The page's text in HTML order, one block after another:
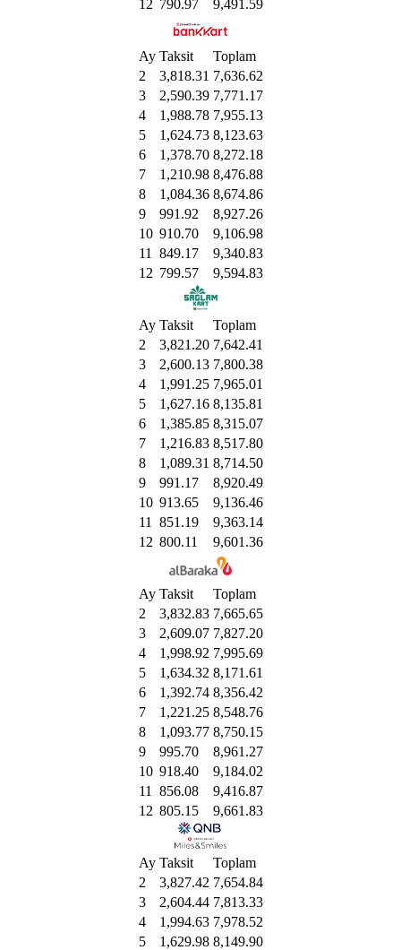
12 790.97 9,491.59
Ay Taksit
Toplam
2
3,818.31 7,636.62
3
2,590.39 7,771.17
4
1,988.78 7,955.13
5
1,624.73 8,123.63
6
1,378.70 8,272.18
7
1,210.98 8,476.88
8
1,084.36 8,674.86
9
991.92
8,927.26
10 910.70
9,106.98
11
849.17
9,340.83
12 799.57 9,594.83
Ay Taksit
Toplam
2
3,821.20 7,642.41
3
2,600.13 7,800.38
4
1,991.25 7,965.01
5
1,627.16 8,135.81
6
1,385.85 8,315.07
7
1,216.83 8,517.80
8
1,089.31 8,714.50
9
991.17
8,920.49
10 913.65
9,136.46
11
851.19
9,363.14
12 800.11 9,601.36
Ay Taksit
Toplam
2
3,832.83 7,665.65
3
2,609.07 7,827.20
4
1,998.92 7,995.69
5
1,634.32 8,171.61
6
1,392.74 8,356.42
7
1,221.25 8,548.76
8
1,093.77 8,750.15
9
995.70
8,961.27
10 918.40
9,184.02
11
856.08
9,416.87
12 805.15 9,661.83
Ay Taksit
Toplam
2
3,827.42 7,654.84
3
2,604.44 7,813.33
4
1,994.63 7,978.52
5
1,629.98 8,149.90